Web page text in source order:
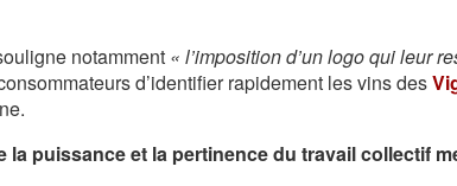
notamment « l’imposition d’un logo qui leur
d’identifier rapidement les vins des
puissance et la pertinence du travail collectif